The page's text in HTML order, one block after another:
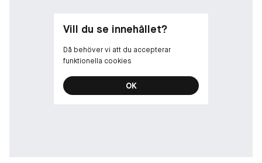
Vill du se innehållet?
Då behöver vi att du accepterar
funktionella cookies
OK